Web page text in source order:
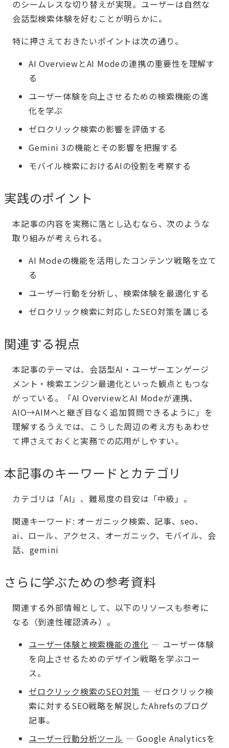
のシームレスな切り替えが実現。ユーザーは自然な
会話型検索体験を好むことが明らかに。
特に押さえておきたいポイントは次の通り。
AI OverviewとAI Modeの連携の重要性を理解す
る
ユーザー体験を向上させるための検索機能の進
化を学ぶ
ゼロクリック検索の影響を評価する
Gemini 3の機能とその影響を把握する
モバイル検索におけるAIの役割を考察する
実践のポイント
本記事の内容を実務に落とし込むなら、次のような
取り組みが考えられる。
AI Modeの機能を活用したコンテンツ戦略を立て
る
ユーザー行動を分析し、検索体験を最適化する
ゼロクリック検索に対応したSEO対策を講じる
関連する視点
本記事のテーマは、会話型AI・ユーザーエンゲージ
メント・検索エンジン最適化といった観点ともつな
がっている。「AI OverviewとAI Modeが連携、
AIO→AIMへと継ぎ目なく追加質問できるように」を
理解するうえでは、こうした周辺の考え方もあわせ
て押さえておくと実務での応用がしやすい。
本記事のキーワードとカテゴリ
カテゴリは「AI」、難易度の目安は「中級」。
関連キーワード: オーガニック検索、記事、seo、
ai、ロール、アクセス、オーガニック、モバイル、会
話、gemini
さらに学ぶための参考資料
関連する外部情報として、以下のリソースも参考に
なる（到達性確認済み）。
ユーザー体験と検索機能の進化 — ユーザー体験
を向上させるためのデザイン戦略を学ぶコー
ス。
ゼロクリック検索のSEO対策 — ゼロクリック検
索に対するSEO戦略を解説したAhrefsのブログ
記事。
ユーザー行動分析ツール — Google Analyticsを